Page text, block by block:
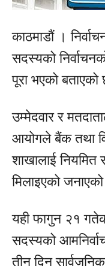
काठमाडौं ।
सदस्यको
पूरा भएको बताएको
उम्मेदवार र
आयोगले बैंक तथा
शाखालाई
मिलाइएको
यही फागुन २१
सदस्यको
तीन दिन